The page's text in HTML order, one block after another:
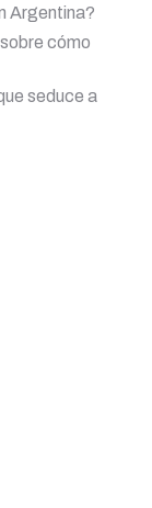
Argentina?
cómo
seduce a